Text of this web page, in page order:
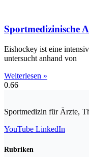
Sportmedizinische
Eishockey ist eine
untersucht anhand von
Weiterlesen »
Sportmedizin für Ärzte,
YouTube LinkedIn
Rubriken